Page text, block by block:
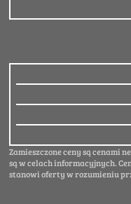
Zamieszczone ceny są cenami
są w celach informacyjnych.
stanowi oferty w rozumieniu